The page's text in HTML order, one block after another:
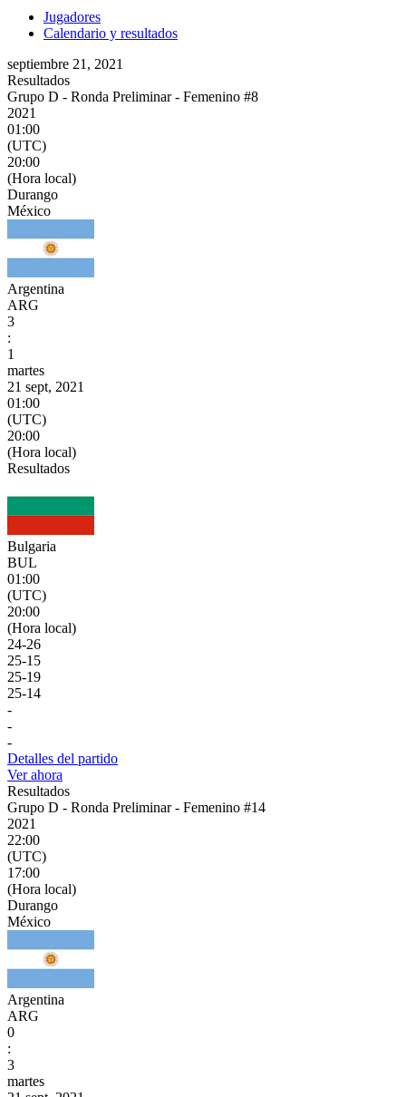
Jugadores
Calendario y resultados
septiembre 21, 2021
Resultados
Grupo D - Ronda Preliminar - Femenino #8
2021
01:00
(UTC)
20:00
(Hora local)
Durango
México
Argentina
ARG
3
:
1
martes
21 sept, 2021
01:00
(UTC)
20:00
(Hora local)
Resultados
Bulgaria
BUL
01:00
(UTC)
20:00
(Hora local)
24-26
25-15
25-19
25-14
-
-
-
Detalles del partido
Ver ahora
Resultados
Grupo D - Ronda Preliminar - Femenino #14
2021
22:00
(UTC)
17:00
(Hora local)
Durango
México
Argentina
ARG
0
:
3
martes